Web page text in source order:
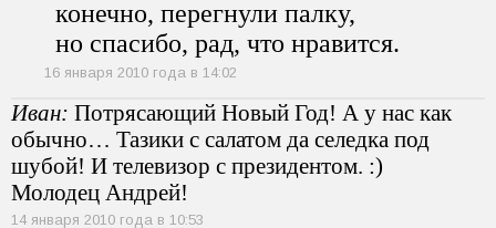
конечно, перегнули палку,
но спасибо, рад, что нравится.
16 января 2010 года в 14:02
Иван: Потрясающий Новый Год! А у нас как
обычно… Тазики с салатом да селедка под
шубой! И телевизор с президентом. :)
Молодец Андрей!
14 января 2010 года в 10:53